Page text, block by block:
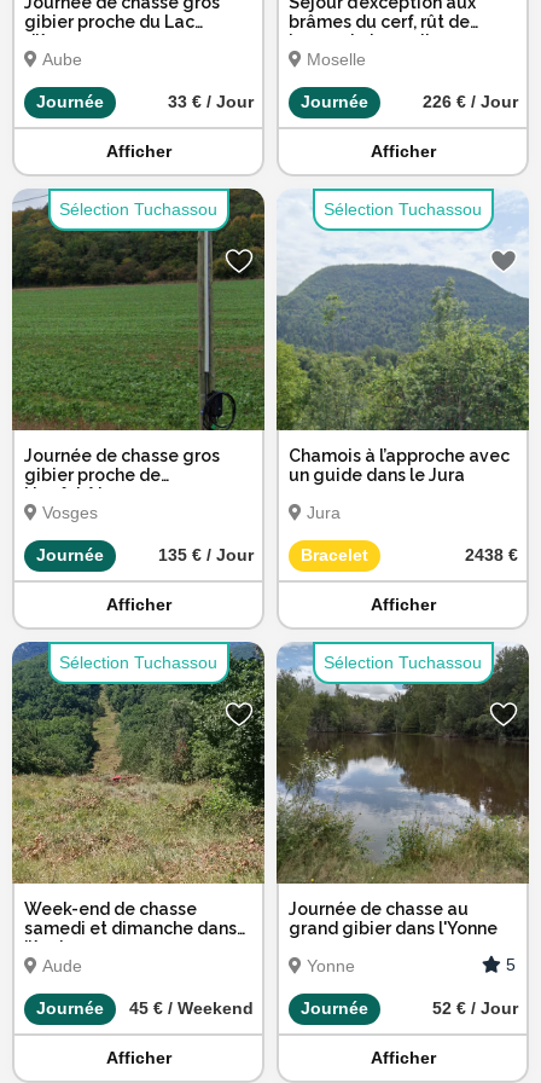
gibier proche du Lac
d'Amance
Aube
Journée 33 € / Jour
Afficher
brâmes du cerf, rût de
brocard et sangliers en
Moselle
Moselle
Journée 226 € / Jour
Afficher
Sélection Tuchassou
Journée de chasse gros
gibier proche de
Neufchâteau
Vosges
Journée 135 € / Jour
Afficher
Sélection Tuchassou
Chamois à l’approche avec
un guide dans le Jura
Jura
Bracelet 2438 €
Afficher
Sélection Tuchassou
Week-end de chasse
samedi et dimanche dans
l’Aude
Aude
Journée 45 € / Weekend
Afficher
Sélection Tuchassou
Journée de chasse au
grand gibier dans l'Yonne
Yonne
5
Journée 52 € / Jour
Afficher